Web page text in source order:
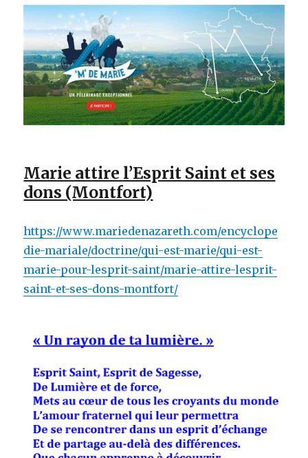
Marie attire l’Esprit Saint et ses
dons (Montfort)
https://www.mariedenazareth.com/encyclope
die-mariale/doctrine/qui-est-marie/qui-est-
marie-pour-lesprit-saint/marie-attire-lesprit-
saint-et-ses-dons-montfort/